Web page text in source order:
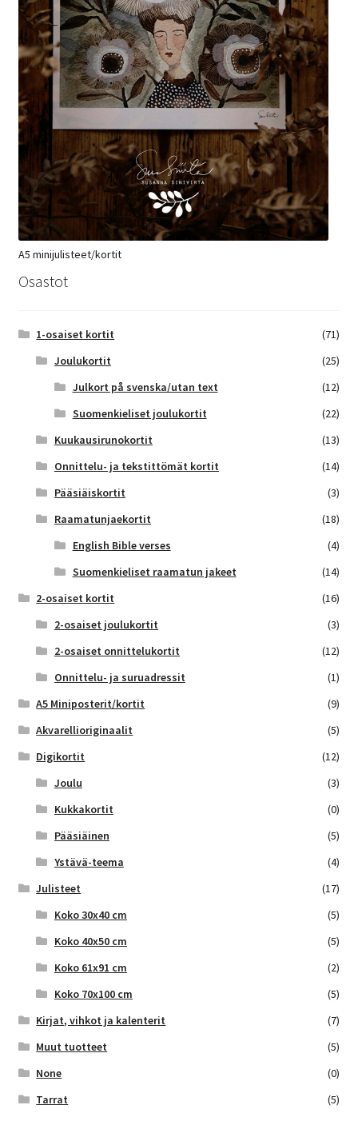
A5 minijulisteet/kortit
Osastot
1-osaiset kortit
(71)
Joulukortit
(25)
Julkort på svenska/utan text
(12)
Suomenkieliset joulukortit
(22)
Kuukausirunokortit
(13)
Onnittelu- ja tekstittömät kortit
(14)
Pääsiäiskortit
(3)
Raamatunjaekortit
(18)
English Bible verses
(4)
Suomenkieliset raamatun jakeet
(14)
2-osaiset kortit
(16)
2-osaiset joulukortit
(3)
2-osaiset onnittelukortit
(12)
Onnittelu- ja suruadressit
(1)
A5 Miniposterit/kortit
(9)
Akvarellioriginaalit
(5)
Digikortit
(12)
Joulu
(3)
Kukkakortit
(0)
Pääsiäinen
(5)
Ystävä-teema
(4)
Julisteet
(17)
Koko 30x40 cm
(5)
Koko 40x50 cm
(5)
Koko 61x91 cm
(2)
Koko 70x100 cm
(5)
Kirjat, vihkot ja kalenterit
(7)
Muut tuotteet
(5)
None
(0)
Tarrat
(5)